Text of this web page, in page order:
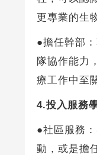
更專業的生
●擔任幹部
隊協作能力
療工作中至
4.投入服務
●社區服務
動，或是擔